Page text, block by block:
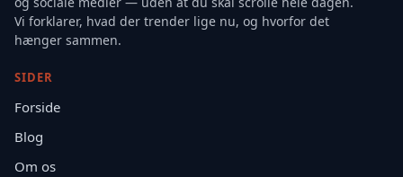
Vi forklarer, hvad der trender lige nu, og hvorfor det
hænger sammen.
SIDER
Forside
Blog
Om os